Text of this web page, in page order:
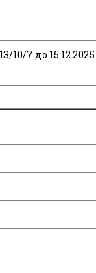
7 до 15.12.2025